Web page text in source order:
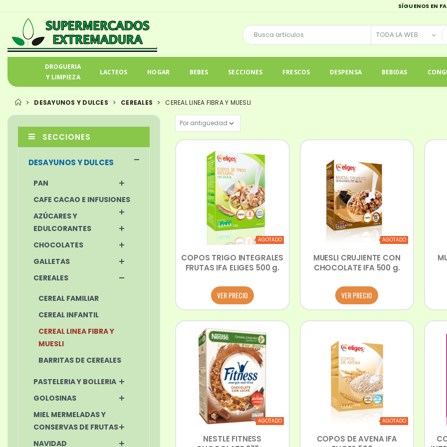
SÍGUENOS EN
DROGUERIA
Y LIMPIEZA
LACTEOS HOGAR BEBES SECCIONES FRESCOS DESPENSA BEBIDAS
DESAYUNOS Y DULCES CEREALES CEREAL LINEA FIBRA Y MUESLI
AGOTADO
COPOS TRIGO INTEGRALES
FRUTAS IFA ELIGES 500 g.
VER PRECIO
AGOTADO
MUESLI CRUJIENTE CON
CHOCOLATE IFA 500 g.
VER PRECIO
AGOTADO
NESTLE FITNESS
AGOTADO
COPOS DE AVENA IFA
SECCIONES
DESAYUNOS Y DULCES
PAN
CAFE CACAO E INFUSIONES
AZÚCARES Y
EDULCORANTES
CHOCOLATES
GALLETAS
CEREALES
CEREAL FAMILIAR
CEREAL INFANTIL
CEREAL LINEA FIBRA Y
MUESLI
BARRITAS DE CEREALES
PASTELERIA Y BOLLERIA
GOLOSINAS
MIEL MERMELADAS Y
CONSERVAS DE FRUTAS
NAVIDAD